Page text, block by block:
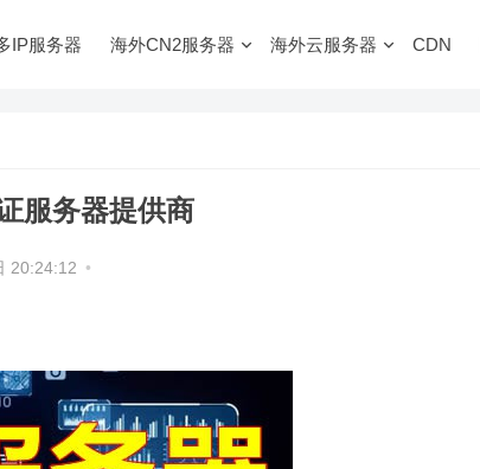
IP服务器 海外CN2服务器 海外云服务器 CDN
服务器提供商
20:24:12 •